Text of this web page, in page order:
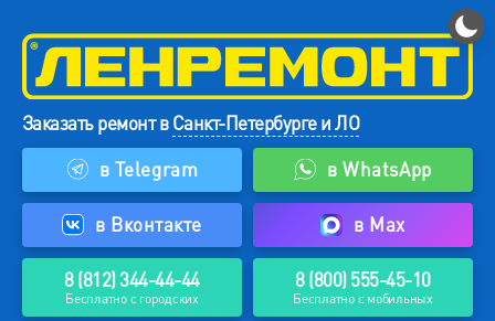
Заказать ремонт вСанкт-Петербурге и ЛО
в Telegram
в WhatsApp
в Вконтакте в Max
8 (812) 344-44-44
Бесплатно с городских
8 (800) 555-45-10
Бесплатно с мобильных